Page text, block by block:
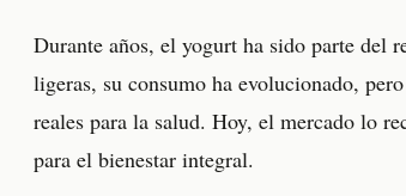
Durante años, el yogurt ha sido parte del
ligeras, su consumo ha evolucionado,
reales para la salud. Hoy, el mercado lo
para el bienestar integral.